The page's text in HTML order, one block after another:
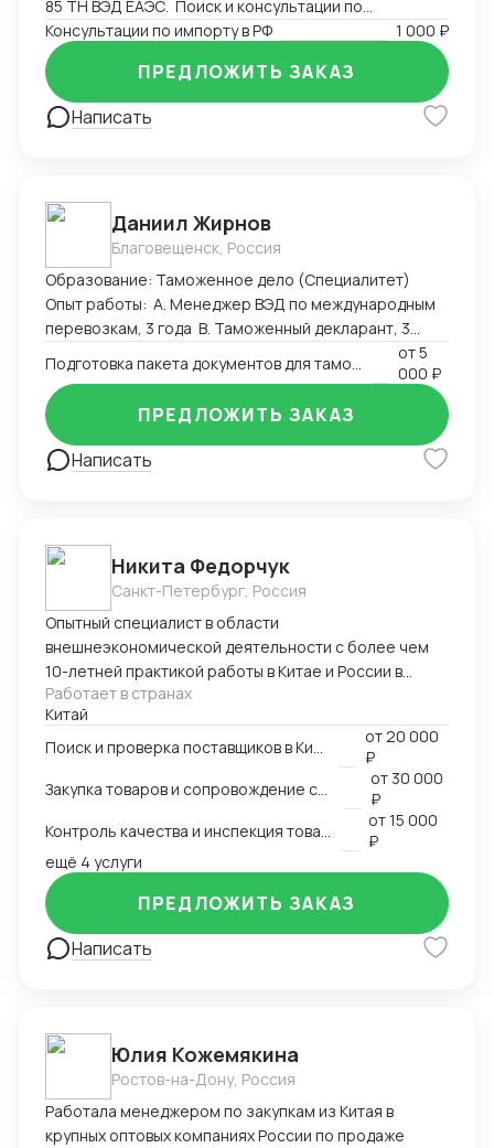
85 ТН ВЭД ЕАЭС. Поиск и консультации по
разрешительным документам, необходимым для
экспорта или импорта на территорию РФ.
Консультации по импорту в РФ 1 000 ₽
Написать
ПРЕДЛОЖИТЬ ЗАКАЗ
Даниил Жирнов
Благовещенск, Россия
Образование: Таможенное дело (Специалитет)
Опыт работы: А. Менеджер ВЭД по международным
перевозкам, 3 года B. Таможенный декларант, 3
от5
000 ₽
Написать
ПРЕДЛОЖИТЬ ЗАКАЗ
Никита Федорчук
Санкт-Петербург, Россия
Опытный специалист в области
внешнеэкономической деятельности с более чем
10-летней практикой работы в Китае и России в
сфере ВЭД. Знаю китайский и английский языки на
профессиональном уровне, имею глубокую
экспертизу в закупках, логистике и международных
расчетах. Организую полный цикл работы с Китаем:
поиск и проверка поставщиков, переговоры,
сопровождение контрактов, контроль качества
продукции, доставка и оплата поставщикам.
Ключевые компетенции Поиск и проверка надежных
поставщиков в Китае Ведение переговоров на
китайском и английском языках Организация
закупок и международной логистики «под ключ»
Международные платежи и финансовое
Работает в странах
Китай
от20 000
₽
от 30 000
₽
от15 000
₽
ещё 4 услуги
Написать
ПРЕДЛОЖИТЬ ЗАКАЗ
Юлия Кожемякина
Ростов-на-Дону, Россия
Работала менеджером по закупкам из Китая в
крупных оптовых компаниях России по продаже